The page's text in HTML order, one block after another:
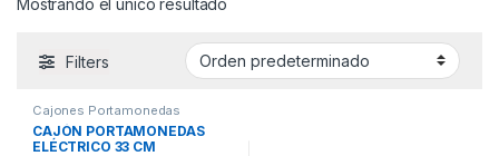
Mostrando el único resultado
Filters
Cajones Portamonedas
CAJÓN PORTAMONEDAS
ELÉCTRICO 33 CM